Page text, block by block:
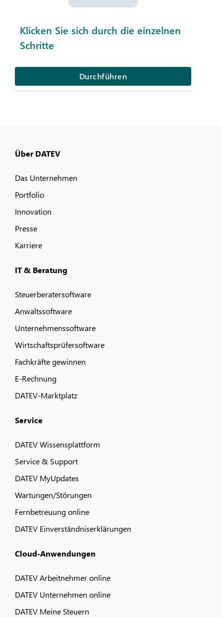
Klicken Sie sich durch die einzelnen
Schritte
Durchführen
Über DATEV
Das Unternehmen
Portfolio
Innovation
Presse
Karriere
IT & Beratung
Steuerberatersoftware
Anwaltssoftware
Unternehmenssoftware
Wirtschaftsprüfersoftware
Fachkräfte gewinnen
E-Rechnung
DATEV-Marktplatz
Service
DATEV Wissensplattform
Service & Support
DATEV MyUpdates
Wartungen/Störungen
Fernbetreuung online
DATEV Einverständniserklärungen
Cloud-Anwendungen
DATEV Arbeitnehmer online
DATEV Unternehmen online
DATEV Meine Steuern